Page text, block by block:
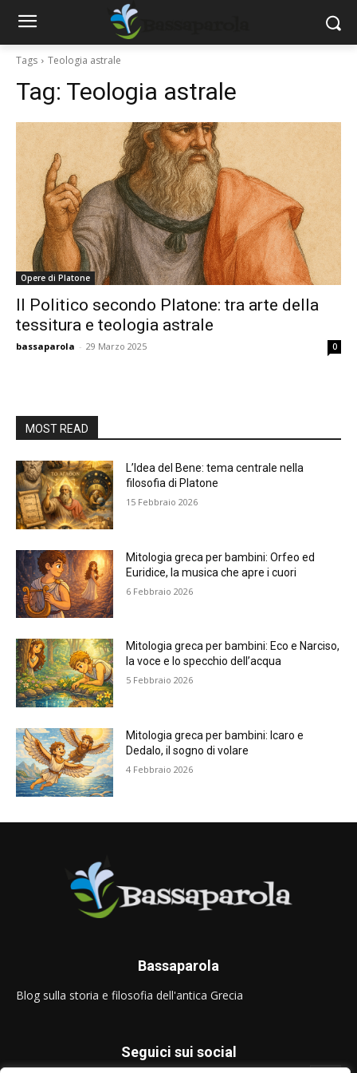
Tags Teologia astrale
Tag: Teologia astrale
Opere di Platone
Il Politico secondo Platone: tra arte della
tessitura e teologia astrale
bassaparola - 29 Marzo 2025 0
MOST READ
L’Idea del Bene: tema centrale nella
filosofia di Platone
15 Febbraio 2026
Mitologia greca per bambini: Orfeo ed
Euridice, la musica che apre i cuori
6 Febbraio 2026
Mitologia greca per bambini: Eco e Narciso,
la voce e lo specchio dell’acqua
5 Febbraio 2026
Mitologia greca per bambini: Icaro e
Dedalo, il sogno di volare
4 Febbraio 2026
Bassaparola
Blog sulla storia e filosofia dell'antica Grecia
Seguici sui social